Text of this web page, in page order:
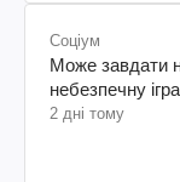
Соціум
Може завдати
небезпечну
2 дні тому